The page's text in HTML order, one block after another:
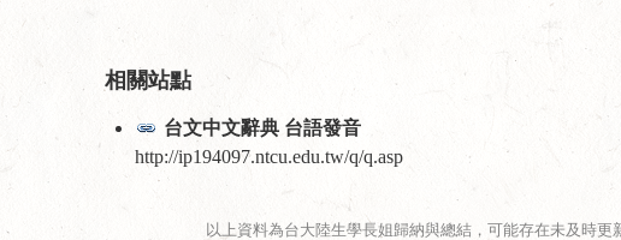
相關站點
台文中文辭典 台語發音
http://ip194097.ntcu.edu.tw/q/q.asp
以上資料為台大陸生學長姐歸納與總結，可能存在未及時